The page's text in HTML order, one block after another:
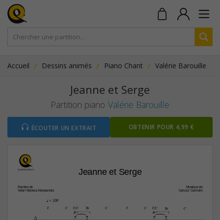
Accueil Dessins animés Piano Chant Valérie Barouille
Jeanne et Serge
Partition piano Valérie Barouille
ÉCOUTER UN EXTRAIT OBTENIR POUR 4,99 €
Paroles de
Valeri Manera Alessandra
Jeanne et Serge
Musique de
Carucci Carmelo
q = 100
F C F/C B¨

 C F C F/C B¨

 C
   